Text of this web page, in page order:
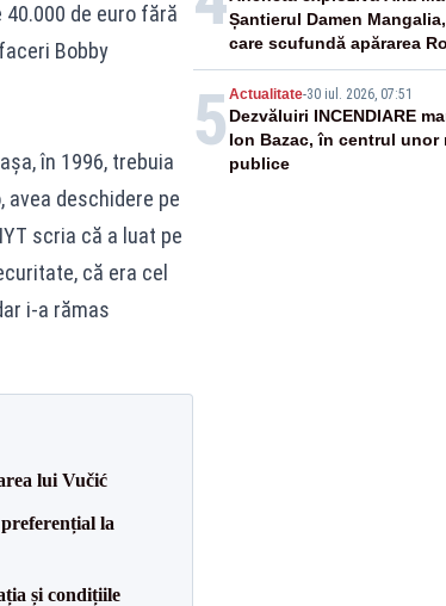
de euro fără
Bobby
în 1996, trebuia
deschidere pe
scria că a luat pe
că era cel
i-a rămas
lui Vučić
la
și condițiile
Șantierul Damen
care scufundă apărarea
5 Actualitate-30 iul. 2026, 07:51
Dezvăluiri INCENDIARE
Ion Bazac, în centrul unor
publice